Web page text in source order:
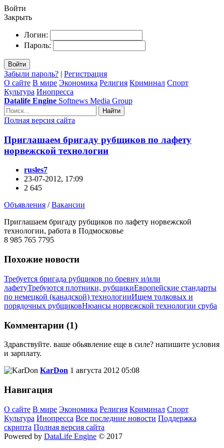
Войти
Закрыть
Логин:
Пароль:
Войти
Забыли пароль? | Регистрация
О сайте В мире Экономика Религия Криминал Спорт
Культура Инопресса
Datalife Engine Softnews Media Group
Найти
Полная версия сайта
Приглашаем бригаду рубщиков по лафету
норвежской технологии
rusles7
23-07-2012, 17:09
2 645
Объявления /Вакансии
Приглашаем бригаду рубщиков по лафету норвежской
технологии, работа в Подмосковье
8 985 765 7795
Похожие новости
Требуется бригада рубщиков по бревну и/или
лафетуТребуются плотники, рубщикиЕвропейские стандарты
по немецкой (канадской) технологииИщем толковых и
порядочных рубщиковНюансы норвежской технологии сруба
Комментарии (1)
Здравствуйте. ваше обьявление еще в силе? напишите условия
и зарплату.
KarDon 1 августа 2012 05:08
Навигация
О сайте В мире Экономика Религия Криминал Спорт
Культура Инопресса Все последние новости Поддержка
скрипта Полная версия сайта
Powered by DataLife Engine © 2017